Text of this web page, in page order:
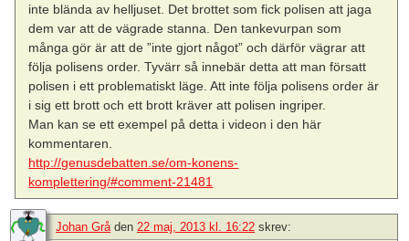
inte blända av helljuset. Det brottet som fick polisen att jaga
dem var att de vägrade stanna. Den tankevurpan som
många gör är att de ”inte gjort något” och därför vägrar att
följa polisens order. Tyvärr så innebär detta att man försatt
polisen i ett problematiskt läge. Att inte följa polisens order är
i sig ett brott och ett brott kräver att polisen ingriper.
Man kan se ett exempel på detta i videon i den här
kommentaren.
http://genusdebatten.se/om-konens-
komplettering/#comment-21481
Johan Gråden 22 maj, 2013 kl. 16:22 skrev: